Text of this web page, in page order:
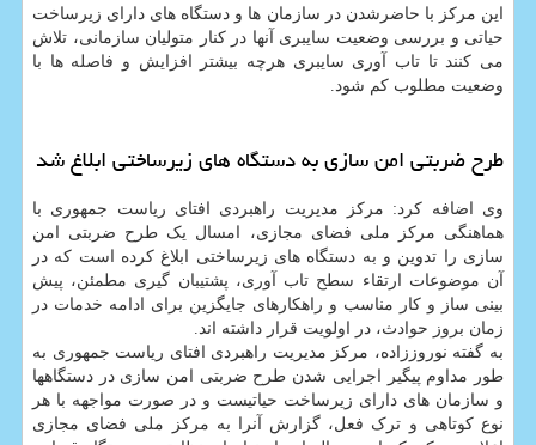
این مرکز با حاضرشدن در سازمان ها و دستگاه های دارای زیرساخت
حیاتی و بررسی وضعیت سایبری آنها در کنار متولیان سازمانی، تلاش
می کنند تا تاب آوری سایبری هرچه بیشتر افزایش و فاصله ها با
وضعیت مطلوب کم شود.
طرح ضربتی امن سازی به دستگاه های زیرساختی ابلاغ شد
وی اضافه کرد: مرکز مدیریت راهبردی افتای ریاست جمهوری با
هماهنگی مرکز ملی فضای مجازی، امسال یک طرح ضربتی امن
سازی را تدوین و به دستگاه های زیرساختی ابلاغ کرده است که در
آن موضوعات ارتقاء سطح تاب آوری، پشتیبان گیری مطمئن، پیش
بینی ساز و کار مناسب و راهکارهای جایگزین برای ادامه خدمات در
زمان بروز حوادث، در اولویت قرار داشته اند.
به گفته نوروززاده، مرکز مدیریت راهبردی افتای ریاست جمهوری به
طور مداوم پیگیر اجرایی شدن طرح ضربتی امن سازی در دستگاهها
و سازمان های دارای زیرساخت حیاتیست و در صورت مواجهه با هر
نوع کوتاهی و ترک فعل، گزارش آنرا به مرکز ملی فضای مجازی